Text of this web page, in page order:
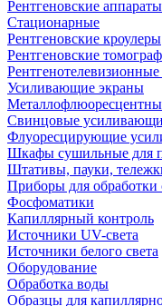
Рентгеновские
Стационарные
Рентгеновские кроулеры
Рентгеновские
Рентгенотелевизионные
Усиливающие экраны
Свинцовые
Флуоресцирующие
Шкафы сушильные для
Штативы, пауки,
Приборы для обработки
Фосфоматики
Капиллярный контроль
Источники UV-света
Источники белого света
Оборудование
Обработка воды
Образцы для